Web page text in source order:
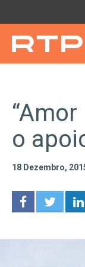
Saltar para o
o
18 Dezembro,